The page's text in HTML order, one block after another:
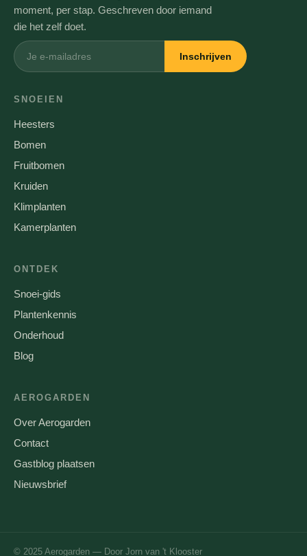
moment, per stap. Geschreven door iemand
die het zelf doet.
Inschrijven
SNOEIEN
Heesters
Bomen
Fruitbomen
Kruiden
Klimplanten
Kamerplanten
ONTDEK
Snoei-gids
Plantenkennis
Onderhoud
Blog
AEROGARDEN
Over Aerogarden
Contact
Gastblog plaatsen
Nieuwsbrief
© 2025 Aerogarden — Door Jorn van 't Klooster